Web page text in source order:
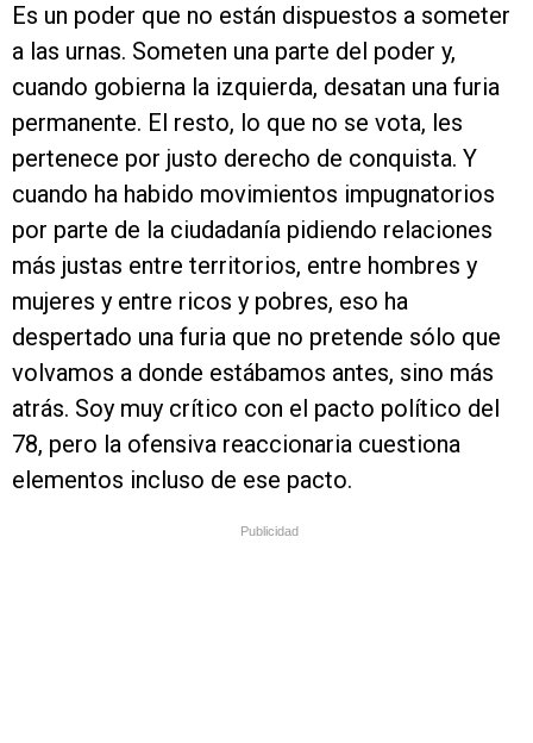
Es un poder que no están dispuestos a someter
a las urnas. Someten una parte del poder y,
cuando gobierna la izquierda, desatan una furia
permanente. El resto, lo que no se vota, les
pertenece por justo derecho de conquista. Y
cuando ha habido movimientos impugnatorios
por parte de la ciudadanía pidiendo relaciones
más justas entre territorios, entre hombres y
mujeres y entre ricos y pobres, eso ha
despertado una furia que no pretende sólo que
volvamos a donde estábamos antes, sino más
atrás. Soy muy crítico con el pacto político del
78, pero la ofensiva reaccionaria cuestiona
elementos incluso de ese pacto.
Publicidad